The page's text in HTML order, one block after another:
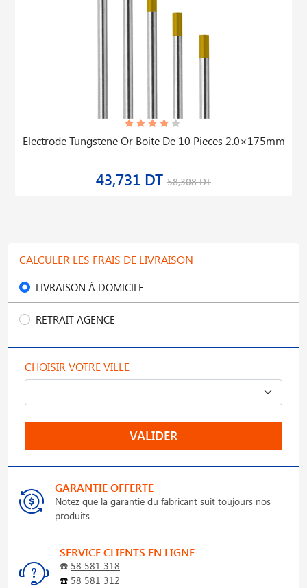
Electrode Tungstene Or Boite De 10 Pieces 2.0×175mm
43,731 DT 58,308 DT
CALCULER LES FRAIS DE LIVRAISON
LIVRAISON À DOMICILE
RETRAIT AGENCE
CHOISIR VOTRE VILLE
VALIDER
GARANTIE OFFERTE
Notez que la garantie du fabricant suit toujours nos
produits
SERVICE CLIENTS EN LIGNE
☎️ 58 581 318
☎️ 58 581 312